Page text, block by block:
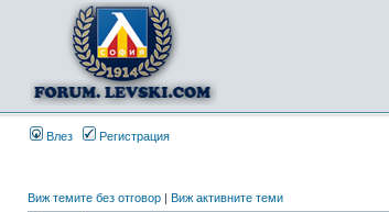
Влез Регистрация
Виж темите без отговор | Виж активните теми